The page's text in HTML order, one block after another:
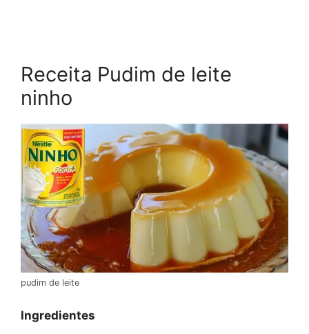
Receita Pudim de leite
ninho
pudim de leite
Ingredientes